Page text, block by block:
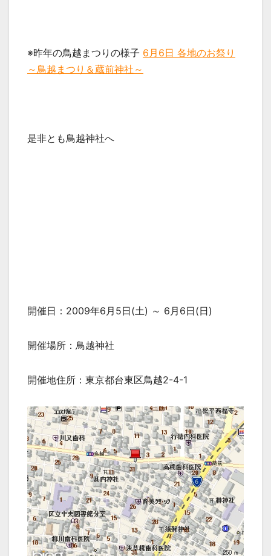
※昨年の鳥越まつりの様子 6月6日 各地のお祭り
～鳥越まつり＆蔵前神社～
是非とも鳥越神社へ
開催日：2009年6月5日(土) ～ 6月6日(日)
開催場所：鳥越神社
開催地住所：東京都台東区鳥越2-4-1